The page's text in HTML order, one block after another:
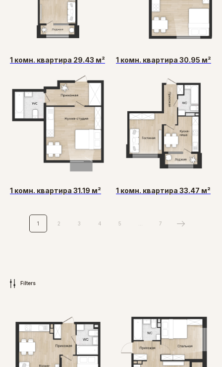
1 комн. квартира 29.43 м² 1 комн. квартира 30.95 м²
1 комн. квартира 31.19 м² 1 комн. квартира 33.47 м²
1 2 3 4 5 7
Filters